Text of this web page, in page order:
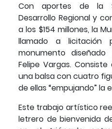
Con aportes de la
Desarrollo Regional y
a los $154 millones, la
llamado a licitación
monumento
Felipe Vargas.
una balsa con cuatro
de ellas “empujando” la
Este trabajo artístico
letrero de bienvenida